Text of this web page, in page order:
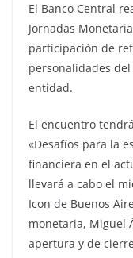
El Banco Central
Jornadas
participación de
personalidades
entidad.
El encuentro
«Desafíos para la
financiera en el
llevará a cabo el
Icon de Buenos
monetaria, Miguel
apertura y de